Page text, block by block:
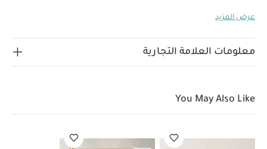
لمظهر أنيق وخصائص عالية الأداء مناسبة لجميع المواسم
الولادة وحتى يصل طفلك إلى وزن 22 كغم.
خفيف الوزن بإمكانية الطي بيد واحدة وعجلات كبيرة مناسبة
استلقاء للاستمتاع بنوم هادئ وحزام لمزيد من الأمان
عرض المزيد
معلومات العلامة التجارية
You May Also Like